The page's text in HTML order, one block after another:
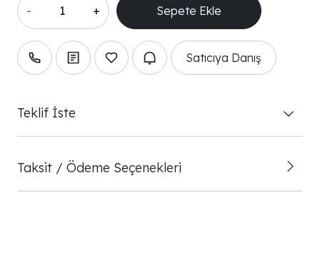
- +
Satıcıya Danış
Teklif İste
Taksit / Ödeme Seçenekleri